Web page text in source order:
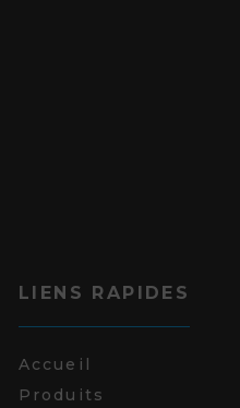
LIENS RAPIDES
Accueil
Produits